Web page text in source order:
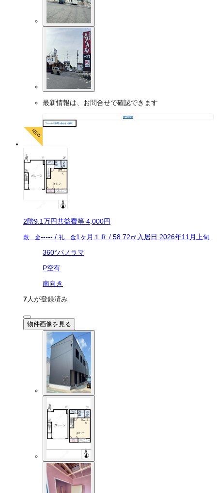
最新情報は、お問合せで確認できます
物件の詳細
フォームでお問い合わせ（無料）
2階9.1万円共益費等 4,000円
敷 金----- / 礼 金1ヶ月 １Ｒ / 58.72㎡ 入居日 2026年11月上旬
360°パノラマ
P空有
南向き
7人が登録済み
物件画像を見る